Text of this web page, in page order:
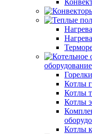
оборудование
Горелки
Котлы
Котлы
Котлы
Котлы